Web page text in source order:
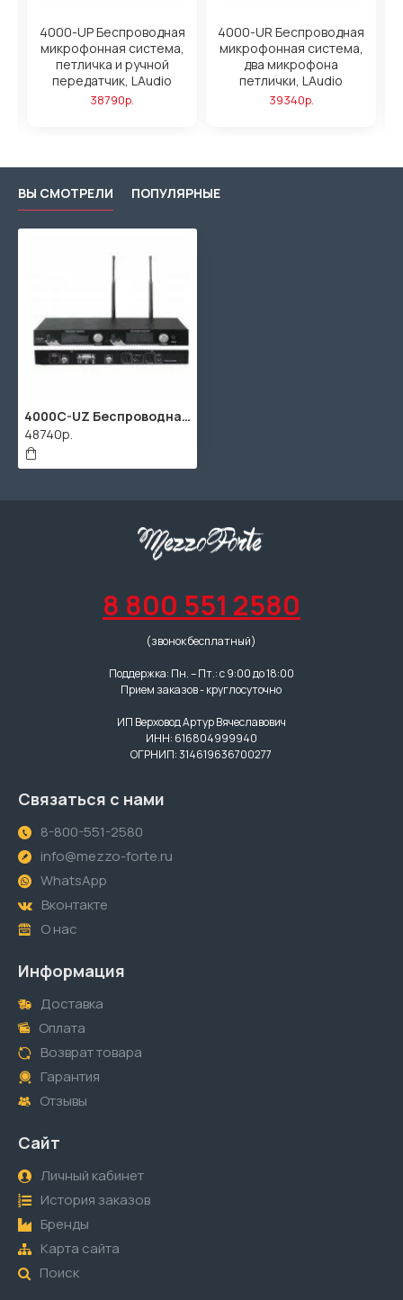
4000-UP Беспроводная
микрофонная система,
петличка и ручной
передатчик, LAudio
38790р.
4000-UR Беспроводная
микрофонная система,
два микрофона
петлички, LAudio
39340р.
ВЫ СМОТРЕЛИ ПОПУЛЯРНЫЕ
4000C-UZ Беспроводная конференц-система, 2 настольных микрофона, LAudio
48740р.
8 800 551 2580
(звонок бесплатный)
Поддержка: Пн. – Пт.: с 9:00 до 18:00
Прием заказов - круглосуточно
ИП Верховод Артур Вячеславович
ИНН: 616804999940
ОГРНИП: 314619636700277
Связаться с нами
8-800-551-2580
info@mezzo-forte.ru
WhatsApp
Вконтакте
О нас
Информация
Доставка
Оплата
Возврат товара
Гарантия
Отзывы
Сайт
Личный кабинет
История заказов
Бренды
Карта сайта
Поиск